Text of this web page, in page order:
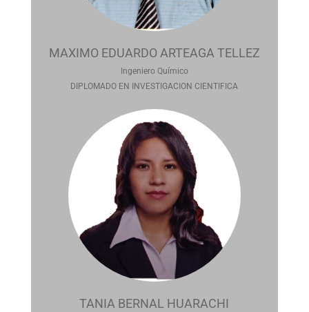
MAXIMO EDUARDO ARTEAGA TELLEZ
Ingeniero Químico
DIPLOMADO EN INVESTIGACION CIENTIFICA
TANIA BERNAL HUARACHI